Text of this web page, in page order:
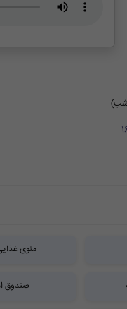
منوی
صندوق